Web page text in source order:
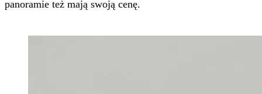
panoramie też mają swoją cenę.